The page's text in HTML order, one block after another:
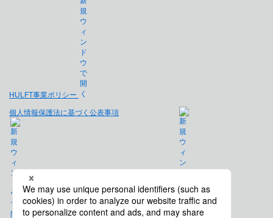
HULFT事業ポリシー
個人情報保護法に基づく公表事項
免責事項